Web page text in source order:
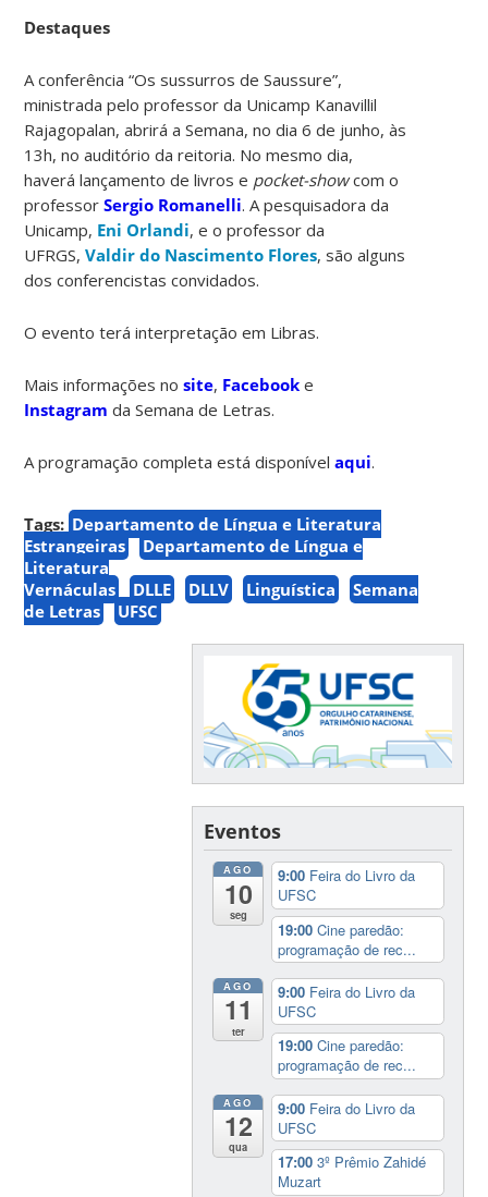
Destaques
A conferência “Os sussurros de Saussure”,
ministrada pelo professor da Unicamp Kanavillil
Rajagopalan, abrirá a Semana, no dia 6 de junho, às
13h, no auditório da reitoria. No mesmo dia,
haverá lançamento de livros e pocket-showcom o
professorSergio Romanelli. A pesquisadora da
Unicamp, Eni Orlandi, e o professor da
UFRGS,Valdir do Nascimento Flores, são alguns
dos conferencistas convidados.
O evento terá interpretação em Libras.
Mais informações nosite, Facebooke
Instagram da Semana de Letras.
A programação completa está disponívelaqui.
Tags: Departamento de Língua e Literatura
Estrangeiras
Departamento de Língua e
Literatura
Vernáculas
DLLE DLLV Linguística
Semana
de Letras
UFSC
Eventos
AGO
10
seg
9:00 Feira do Livro da
UFSC
19:00Cine paredão:
programação de rec...
AGO
11
ter
9:00 Feira do Livro da
UFSC
19:00Cine paredão:
programação de rec...
AGO
12
qua
9:00 Feira do Livro da
UFSC
17:003º Prêmio Zahidé
Muzart